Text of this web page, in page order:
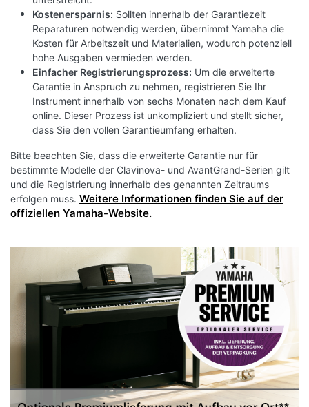
SPASS MACHT
Auch wenn Sie keine Noten lesen können, zeigen
Ihnen die Stream Lights in Verbindung mit den
interaktiven Songs in der Smart Pianist App die als
nächstes zu spielenden Tasten an, so dass das
Üben noch mehr Spaß macht. Sie können die
Funktion separat nur für die linke oder rechte
Hand einstellen oder das Tempo bei schwierigen
Stellen verlangsamen, um das Üben zu erleichtern.
Es gibt sogar eine Führungsfunktion, die den Song
anhält, bis Sie die richtigen Tasten treffen.
ÜBEN SIE IHRE LIEBLINGSSONGS MIT DER
UMFANGREICHEN AUSWAHL AN
VORINSTALLIERTEN SONGS
Die Clavinova CSP-200 Serie bietet eine große
Auswahl an vorinstallierten Songs, von bekannten
Kostenersparnis: Sollten innerhalb der Garantiezeit
Reparaturen notwendig werden, übernimmt Yamaha die
Kosten für Arbeitszeit und Materialien, wodurch potenziell
hohe Ausgaben vermieden werden.
Einfacher Registrierungsprozess: Um die erweiterte
Garantie in Anspruch zu nehmen, registrieren Sie Ihr
Instrument innerhalb von sechs Monaten nach dem Kauf
online. Dieser Prozess ist unkompliziert und stellt sicher,
dass Sie den vollen Garantieumfang erhalten.
Bitte beachten Sie, dass die erweiterte Garantie nur für
bestimmte Modelle der Clavinova- und AvantGrand-Serien gilt
und die Registrierung innerhalb des genannten Zeitraums
erfolgen muss. Weitere Informationen finden Sie auf der
offiziellen Yamaha-Website.